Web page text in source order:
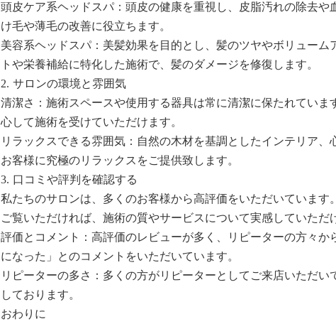
頭皮ケア系ヘッドスパ：頭皮の健康を重視し、皮脂汚れの除去や
け毛や薄毛の改善に役立ちます。
美容系ヘッドスパ：美髪効果を目的とし、髪のツヤやボリューム
トや栄養補給に特化した施術で、髪のダメージを修復します。
2. サロンの環境と雰囲気
清潔さ：施術スペースや使用する器具は常に清潔に保たれていま
心して施術を受けていただけます。
リラックスできる雰囲気：自然の木材を基調としたインテリア、
お客様に究極のリラックスをご提供致します。
3. 口コミや評判を確認する
私たちのサロンは、多くのお客様から高評価をいただいています
ご覧いただければ、施術の質やサービスについて実感していただ
評価とコメント：高評価のレビューが多く、リピーターの方々か
になった」とのコメントをいただいています。
リピーターの多さ：多くの方がリピーターとしてご来店いただ
しております。
おわりに